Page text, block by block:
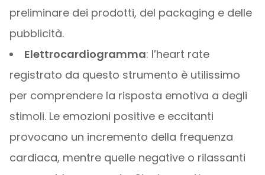
preliminare dei prodotti, del packaging e delle
pubblicità.
Elettrocardiogramma: l’heart rate
registrato da questo strumento è utilissimo
per comprendere la risposta emotiva a degli
stimoli. Le emozioni positive e eccitanti
provocano un incremento della frequenza
cardiaca, mentre quelle negative o rilassanti